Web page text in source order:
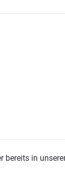
bereits in